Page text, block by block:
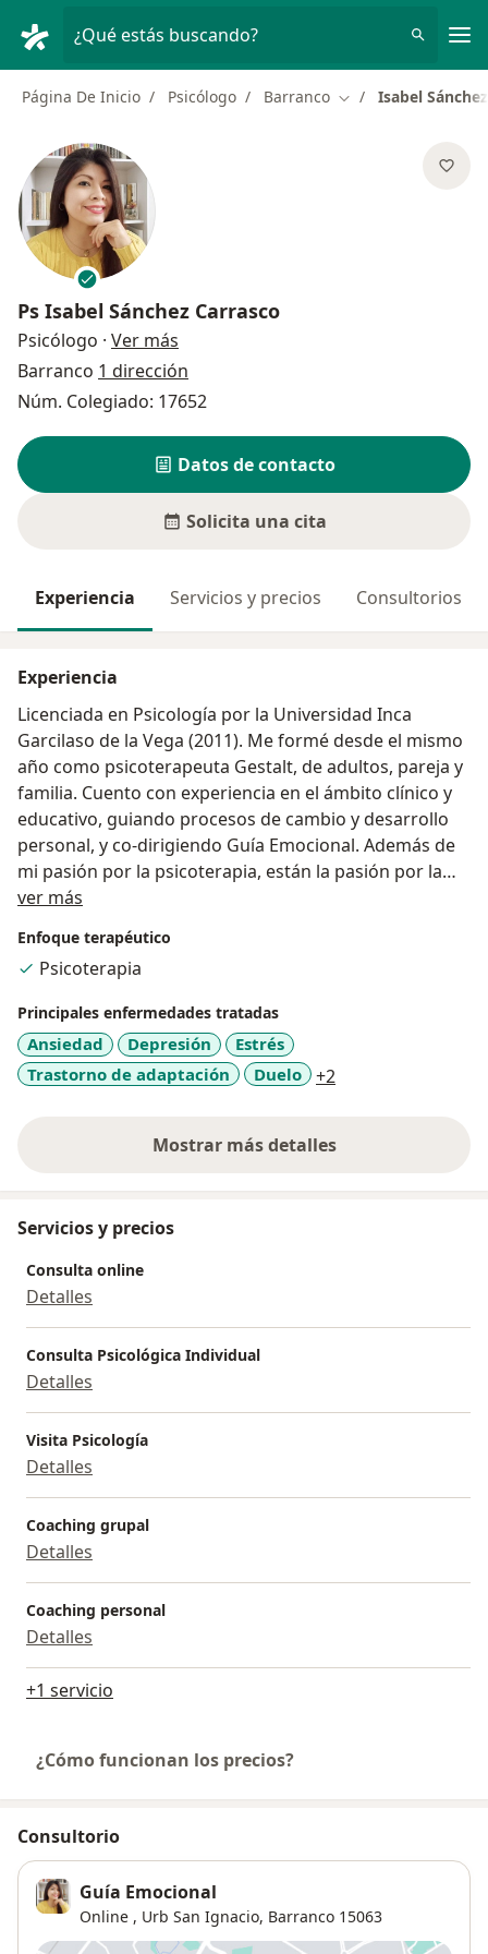
¿Qué estás buscando?
Página De Inicio Psicólogo Barranco Cambiar de ciudad
Isabel
Ps Isabel Sánchez Carrasco
Psicólogo · Ver más
Barranco 1 dirección
Núm. Colegiado: 17652
Datos de contacto
Solicita una cita
Experiencia Servicios y precios Consultorios
Experiencia
Licenciada en Psicología por la Universidad Inca
Garcilaso de la Vega (2011). Me formé desde el mismo
año como psicoterapeuta Gestalt, de adultos, pareja y
familia. Cuento con experiencia en el ámbito clínico y
educativo, guiando procesos de cambio y desarrollo
personal, y co-dirigiendo Guía Emocional. Además de
mi pasión por la psicoterapia, están la pasión por la
lectura y escritura, dos actividades que añado a mi
práctica profesional. He publicado cuentos a través de
su participación en talleres de creación literaria de
Petro Perú y de la Escuela Escribir y Emocionar.
Actualmente, dirijo el programa Sanando entre
mujeres, que brinda talleres como Mujeres que
despiertan y Mujeres que brillan, y, además, facilita,
con otras mujeres, el apoyo grupal gratuito a través
ver más
Enfoque terapéutico
Psicoterapia
Principales enfermedades tratadas
Ansiedad Depresión
Estrés
Trastorno de adaptación
Duelo +2
Mostrar más detalles
sobre la experiencia
Servicios y precios
Consulta online
Detalles
Consulta Psicológica Individual
Detalles
Visita Psicología
Detalles
Coaching grupal
Detalles
Coaching personal
Detalles
+1 servicio
¿Cómo funcionan los precios?
Consultorio
Guía Emocional
Online , Urb San Ignacio, Barranco 15063